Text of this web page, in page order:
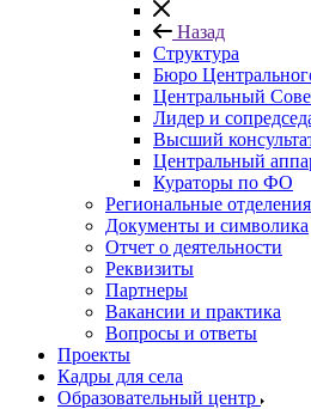
Назад
Структура
Бюро
Центральный
Лидер и
Высший
Центральный
Кураторы по ФО
Региональные отделения
Документы и символика
Отчет о деятельности
Реквизиты
Партнеры
Вакансии и практика
Вопросы и ответы
Проекты
Кадры для села
Образовательный центр